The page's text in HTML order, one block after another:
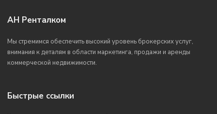
АН Ренталком
Мы стремимся обеспечить высокий уровень брокерских услуг,
внимания к деталям в области маркетинга, продажи и аренды
коммерческой недвижимости.
Быстрые ссылки